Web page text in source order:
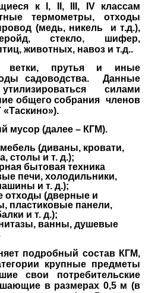
к I, II, III, IV классам
термометры, отходы
(медь, никель и т.д.),
стекло, шифер,
животных, навоз и т.д..
ветки, прутья и иные
садоводства. Данные
силами
общего собрания членов
мусор (далее – КГМ).
(диваны, кровати,
столы и т. д.);
бытовая техника
печи, холодильники,
и т. д.);
отходы (дверные и
пластиковые панели,
и т. д.);
ванны, душевые
подробный состав КГМ,
крупные предметы
свои потребительские
в размерах 0,5 м (в